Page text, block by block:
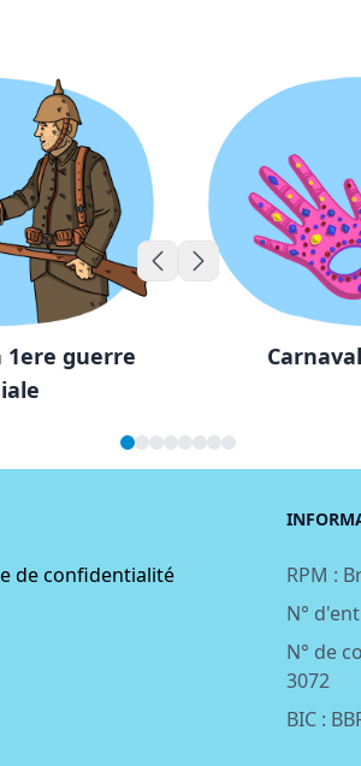
1ere guerre
Skip to previous slide
Skip to next slide
de confidentialité
RPM :
N°
N° de
3072
BIC :